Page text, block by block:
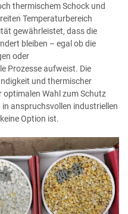
thermischem Schock und
Temperaturbereich
gewährleistet, dass die
bleiben – egal ob die
oder
Prozesse aufweist. Die
und thermischer
Wahl zum Schutz
anspruchsvollen industriellen
Option ist.